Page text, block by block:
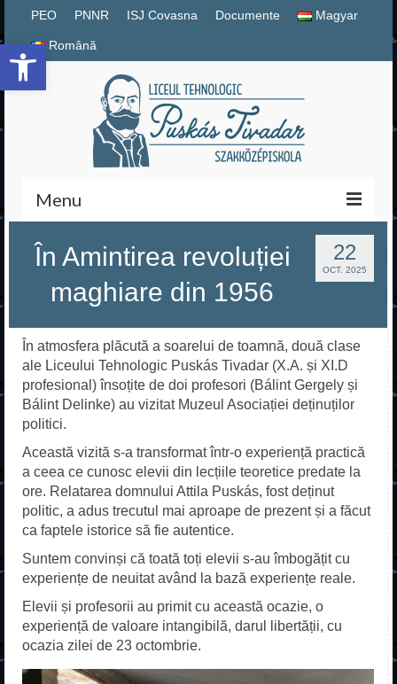
Deschide bara de unelte
PEO PNNR ISJ Covasna Documente Magyar
Română
Menu
Magyar
Română
PNNR
Documente școlare
Acasă
Fundație
Profesori
Galerie
Contact
Erasmus+
ADMITERE
22
OCT. 2025
În Amintirea revoluției
maghiare din 1956
În atmosfera plăcută a soarelui de toamnă, două clase
ale Liceului Tehnologic Puskás Tivadar (X.A. și XI.D
profesional) însoțite de doi profesori (Bálint Gergely și
Bálint Delinke) au vizitat Muzeul Asociației deținuților
politici.
Această vizită s-a transformat într-o experiență practică
a ceea ce cunosc elevii din lecțiile teoretice predate la
ore. Relatarea domnului Attila Puskás, fost deținut
politic, a adus trecutul mai aproape de prezent și a făcut
ca faptele istorice să fie autentice.
Suntem convinși că toată toți elevii s-au îmbogățit cu
experiențe de neuitat având la bază experiențe reale.
Elevii și profesorii au primit cu această ocazie, o
experiență de valoare intangibilă, darul libertății, cu
ocazia zilei de 23 octombrie.